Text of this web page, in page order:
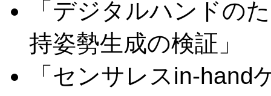
「デジタルハンドの
持姿勢生成の検証」
「センサレスin-